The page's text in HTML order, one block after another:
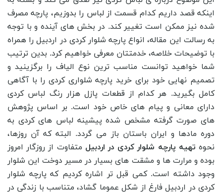
اینکه قصد داریم کدام قسمت از لباس را بدوزیم، پارچه مصرف
شده نیز ممکن است تغییر کند. در بخش های آینده و با توجه
به رسالت این مقاله، انواع پارچه شلوار کردی در اردبیل را همراه
با توضیحات خلاصه، خدمتتان معرفی خواهیم کرد. بدین ترتیب
شما خواهید توانست مناسب ترین نوع الیاف را برگزینید و
تصمیم نهایی خود برای خرید پارچه شلواری کردی را با آگاهی
کامل بگیرید. هر کدام از قطعات پازل هزار رنگ لباس کردی
دارای معانی و پیام های خاص خود است. بر اساس پژوهش
های صورت گرفته مشخص شده پیشینه لباس های کردی به
دوره مادها و ایران باستان باز می گردد. البته که آن روزها،
نحوه تهیه پارچه شلوار کردی در اردبیل متفاوت از روزگار امروز
بوده و مرارت ها و مشقت های بسیار در مسیر دوخت این شلوار
وجود داشته است. کمی قبل تر اشاره کردیم که پارچه شلوار
کردی در اردبیل فارغ از شکل عموما گشاد، متناسب با زندگی در